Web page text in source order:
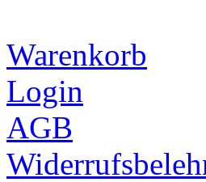
Warenkorb
Login
AGB